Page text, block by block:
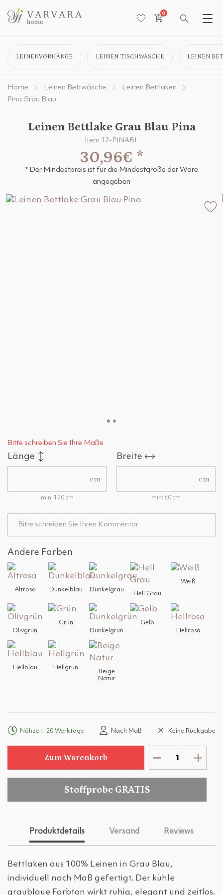
0
LEINENVORHÄNGE LEINEN TISCHWÄSCHE LEINEN
Home Leinen Bettwäsche
Leinen Bettlaken
Pina Grau Blau
Leinen Bettlake Grau Blau Pina
Item 12-PINABL
30,96€ *
* Der Mindestpreis ist für die Mindestgröße der Ware
angegeben
Bitte schreiben Sie Ihre Maße
Länge
cm
min: 120 cm
Breite
cm
min: 60 cm
Andere Farben
Altrosa Dunkelblau Dunkelgrau
Hell Grau
Weiß
Olivgrün
Grün
Dunkelgrün
Gelb
Hellrosa
Hellblau Hellgrün
Beige
Natur
Nähzeit: 20 Werktage Nach Maß Keine Rückgabe
Zum Warenkorb
Stoffprobe GRATIS
Produktdetails Versand Reviews
Bettlaken aus 100% Leinen in Grau Blau,
individuell nach Maß gefertigt. Der kühle
graublaue Farbton wirkt ruhig, elegant und zeitlos.